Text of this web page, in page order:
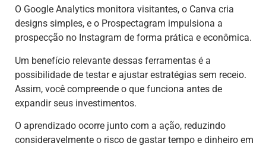
O Google Analytics monitora visitantes, o Canva cria
designs simples, e o Prospectagram impulsiona a
prospecção no Instagram de forma prática e econômica.
Um benefício relevante dessas ferramentas é a
possibilidade de testar e ajustar estratégias sem receio.
Assim, você compreende o que funciona antes de
expandir seus investimentos.
O aprendizado ocorre junto com a ação, reduzindo
consideravelmente o risco de gastar tempo e dinheiro em